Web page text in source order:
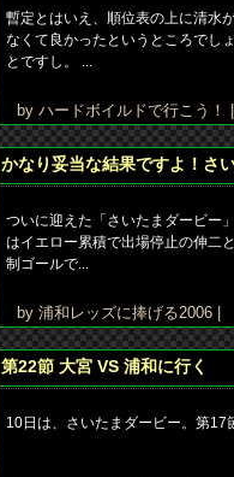
暫定とはいえ、順位表の上に清水
なくて良かったというところでし
とですし。 ...
by ハードボイルドで行こう
かなり妥当な結果ですよ！さ
ついに迎えた「さいたまダービー
はイエロー累積で出場停止の伸二
制ゴールで...
by 浦和レッズに捧げる2006
第22節 大宮 VS 浦和に行く
10日は、さいたまダービー。第